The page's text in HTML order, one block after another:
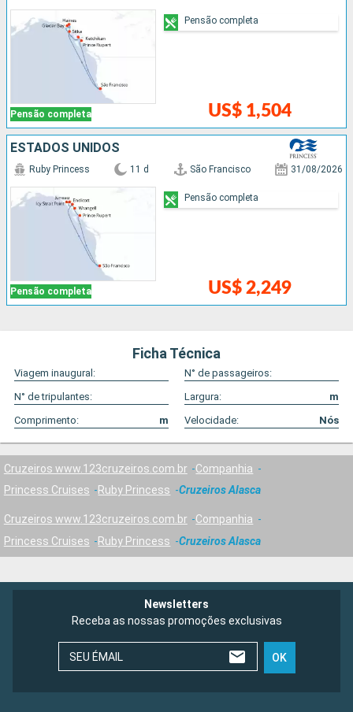
Pensão completa US$ 1,504
Pensão completa
ESTADOS UNIDOS
Pensão completa
Ruby Princess 11 d São Francisco 31/08/2026
US$ 2,249
Pensão completa
Ficha Técnica
Viagem inaugural:
N° de passageiros:
N° de tripulantes:
Largura:
m
Comprimento:
m Velocidade: Nós
Cruzeiros www.123cruzeiros.com.br
Companhia
Princess Cruises
Ruby Princess Cruzeiros Alasca
Cruzeiros www.123cruzeiros.com.br
Companhia
Princess Cruises
Ruby Princess Cruzeiros Alasca
Newsletters
Receba as nossas promoções exclusivas
SEU ÉMAIL OK